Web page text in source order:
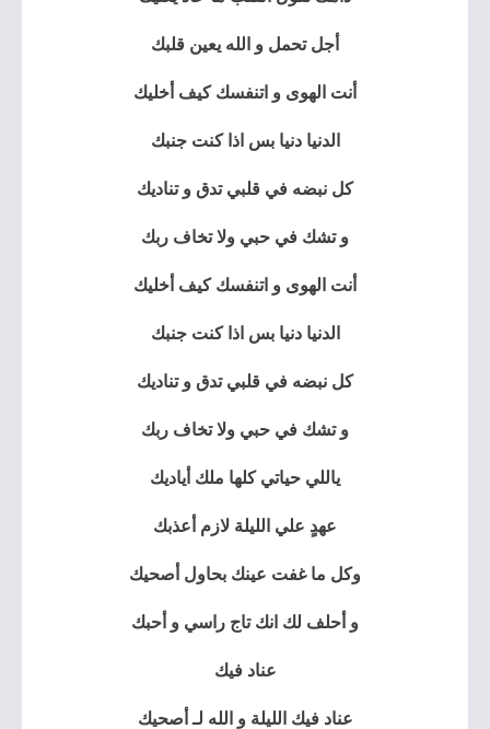
أجل تحمل و الله يعين قلبك
أنت الهوى و اتنفسك كيف أخليك
الدنيا دنيا بس اذا كنت جنبك
كل نبضه في قلبي تدق و تناديك
و تشك في حبي ولا تخاف ربك
أنت الهوى و اتنفسك كيف أخليك
الدنيا دنيا بس اذا كنت جنبك
كل نبضه في قلبي تدق و تناديك
و تشك في حبي ولا تخاف ربك
ياللي حياتي كلها ملك أياديك
عهدٍ علي الليلة لازم أعذبك
وكل ما غفت عينك بحاول أصحيك
و أحلف لك انك تاج راسي و أحبك
عناد فيك
عناد فيك الليلة و الله لـ أصحيك